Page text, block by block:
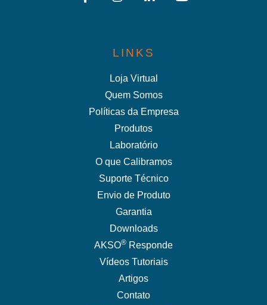
LINKS
Loja Virtual
Quem Somos
Políticas da Empresa
Produtos
Laboratório
O que Calibramos
Suporte Técnico
Envio de Produto
Garantia
Downloads
AKSO® Responde
Vídeos Tutoriais
Artigos
Contato